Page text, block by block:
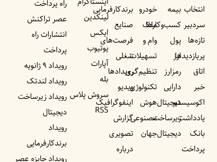
انتخاب
سردبیر
تازه‌ها
پربازدید‌ها
اتاق
خبر
اکوسیستم
یادداشت‌
بانک
پرداخت
بیمه
کسب‌وکار‌ها
پول
ارز
رمزارز
دارایی
دیجیتال
زیرساخت
دیجیتال
خودرو
ملک
وام و
تسهیلات
تنظیم‌گری
تکنولوژی
هوش
مصنوعی
جهان
برندکارفرمایی
صنایع
فرصت‌های
شغلی
رویداد‌ها
ویدیو
اینفوگرافیک
گزارش
تصویری
درباره
لینکدین
ایکس
یوتیوب
آپارات
بله
سروش پلاس
RSS
راه پرداخت
عصر تراکنش
انتشارات راه
پرداخت
رویداد ۹ ژانویه
رویداد لندتک
رویداد زیرساخت
دیجیتال
رویداد
برندکارفرمایی
رویداد جایزه عصر